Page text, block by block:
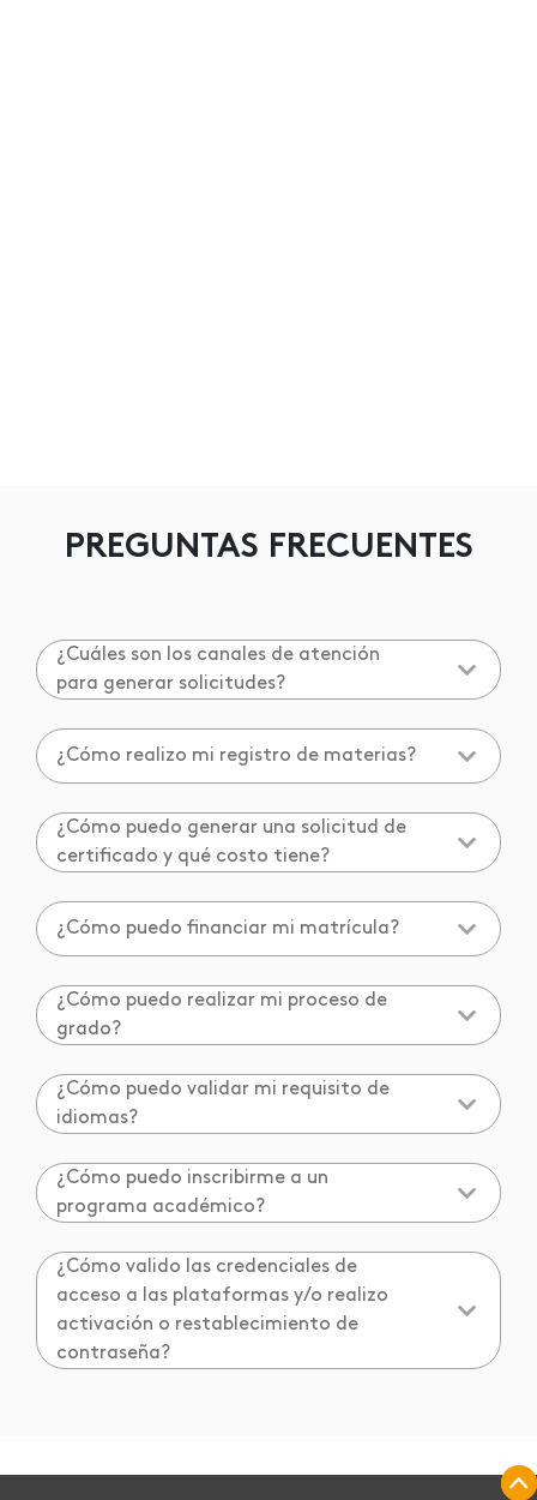
PREGUNTAS FRECUENTES
¿Cuáles son los canales de atención
para generar solicitudes?
¿Cómo realizo mi registro de materias?
¿Cómo puedo generar una solicitud de
certificado y qué costo tiene?
¿Cómo puedo financiar mi matrícula?
¿Cómo puedo realizar mi proceso de
grado?
¿Cómo puedo validar mi requisito de
idiomas?
¿Cómo puedo inscribirme a un
programa académico?
¿Cómo valido las credenciales de
acceso a las plataformas y/o realizo
activación o restablecimiento de
contraseña?